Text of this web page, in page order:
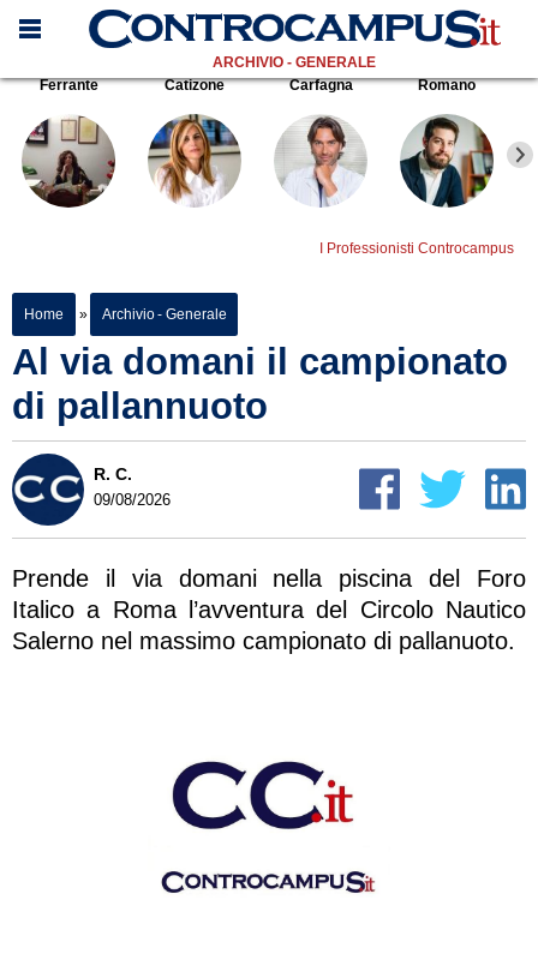
ARCHIVIO - GENERALE
Ferrante
Catizone Carfagna Romano
I Professionisti Controcampus
Home » Archivio - Generale
Al via domani il campionato
di pallannuoto
R. C.
09/08/2026
Prende il via domani nella piscina del Foro
Italico a Roma l’avventura del Circolo Nautico
Salerno nel massimo campionato di pallanuoto.